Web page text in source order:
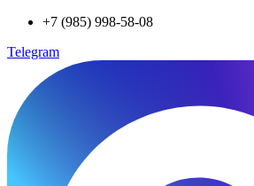
+7 (985) 998-58-08
Telegram